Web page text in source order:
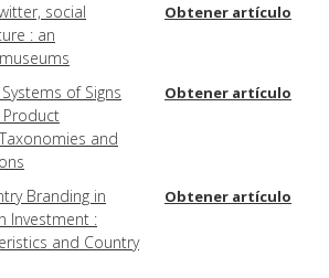
social
: an
Obtener artículo
of Signs
Product
and
Obtener artículo
Branding in
Investment :
and Country
Obtener artículo